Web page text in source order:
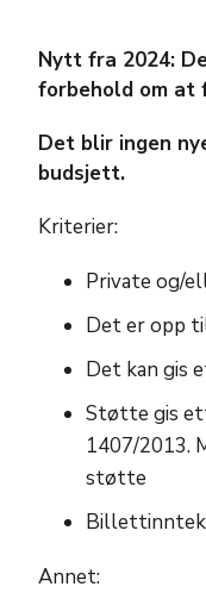
Nytt fra 2024:
forbehold om
Det blir ingen
budsjett.
Kriterier:
Private og/
Det er opp
Det kan gis
Støtte gis
1407/2013.
støtte
Annet: